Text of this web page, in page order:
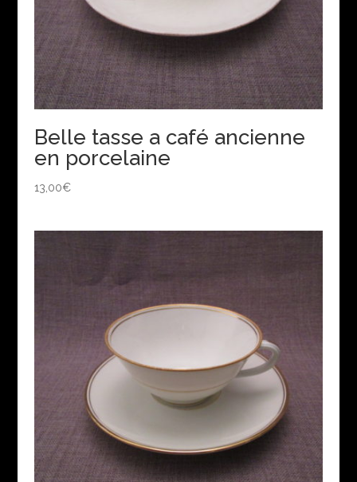
Belle tasse a café ancienne
en porcelaine
13,00€